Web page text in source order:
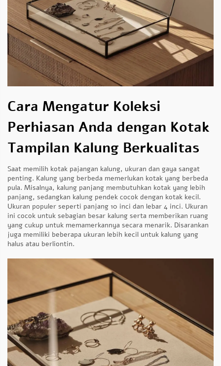
Cara Mengatur Koleksi
Perhiasan Anda dengan Kotak
Tampilan Kalung Berkualitas
Saat memilih kotak pajangan kalung, ukuran dan gaya sangat
penting. Kalung yang berbeda memerlukan kotak yang berbeda
pula. Misalnya, kalung panjang membutuhkan kotak yang lebih
panjang, sedangkan kalung pendek cocok dengan kotak kecil.
Ukuran populer seperti panjang 10 inci dan lebar 4 inci. Ukuran
ini cocok untuk sebagian besar kalung serta memberikan ruang
yang cukup untuk memamerkannya secara menarik. Disarankan
juga memiliki beberapa ukuran lebih kecil untuk kalung yang
halus atau berliontin.